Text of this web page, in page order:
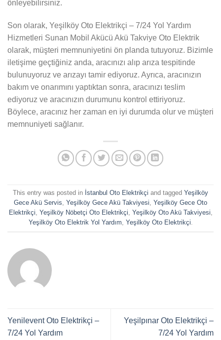
önleyebilirsiniz.
Son olarak, Yeşilköy Oto Elektrikçi – 7/24 Yol Yardım
Hizmetleri Sunan Mobil Akücü Akü Takviye Oto Elektrik
olarak, müşteri memnuniyetini ön planda tutuyoruz. Bizimle
iletişime geçtiğiniz anda, aracınızı alıp arıza tespitinde
bulunuyoruz ve arızayı tamir ediyoruz. Ayrıca, aracınızın
bakım ve onarımını yaptıktan sonra, aracınızı teslim
ediyoruz ve aracınızın durumunu kontrol ettiriyoruz.
Böylece, aracınız her zaman en iyi durumda olur ve müşteri
memnuniyeti sağlanır.
This entry was posted in İstanbul Oto Elektrikçi and tagged Yeşilköy
Gece Akü Servis, Yeşilköy Gece Akü Takviyesi, Yeşilköy Gece Oto
Elektrikçi, Yeşilköy Nöbetçi Oto Elektrikçi, Yeşilköy Oto Akü Takviyesi,
Yeşilköy Oto Elektrik Yol Yardım, Yeşilköy Oto Elektrikçi.
Yenilevent Oto Elektrikçi –
7/24 Yol Yardım
Yeşilpınar Oto Elektrikçi –
7/24 Yol Yardım